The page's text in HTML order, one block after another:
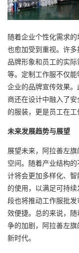
随着企业个性化需求
也愈加受到重视。许
品牌形象和员工的实
等。定制工作服不仅
企业的品牌宣传效果
商还在设计中融入了
的服装，更是员工在工
未来发展趋势与展望
展望未来，阿拉善左
空间。随着产业结构
计将会更加多样化、
的使用，以满足可持
段也将推动工作服批
效便捷。总的来说，
争的加剧，阿拉善左
新时代。